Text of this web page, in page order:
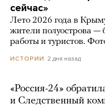
сейчас»
Лето 2026 года в
жители полуострова —
работы и туристов.
ИСТОРИИ 2 дня назад
«Россия-24»
и Следственный